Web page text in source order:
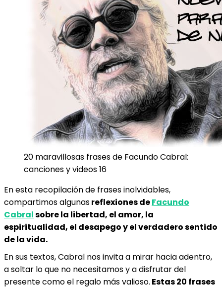
20 maravillosas frases de Facundo Cabral:
canciones y videos 16
En esta recopilación de frases inolvidables,
compartimos algunasreflexiones deFacundo
Cabralsobre la libertad, el amor, la
espiritualidad, el desapego y el verdadero sentido
de la vida.
En sus textos, Cabral nos invita a mirar hacia adentro,
a soltar lo que no necesitamos y a disfrutar del
presente como el regalo más valioso. Estas 20 frases